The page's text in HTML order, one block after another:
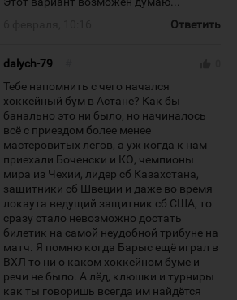
Ответить
dalych-79
Тебе напомнить с чего начался
хоккейный бум в Астане? Как бы
банально это ни было, но начиналось
всё с приездом более менее
мастеровитых легов, а уж когда к нам
приехали Боченски и КО, чемпионы
мира из Чехии, лидер сб Казахстана,
защитники сб Швеции и даже во время
локаута ведущий защитник сб США, то
сразу стало невозможно достать
билетик на самой неудобной трибуне на
матч. Я помню когда Барыс ещё играл в
ВХЛ то ни о каком хоккейном буме и
речи не было. А лёд, клюшки и турниры
как ты говоришь всегда им найдётся